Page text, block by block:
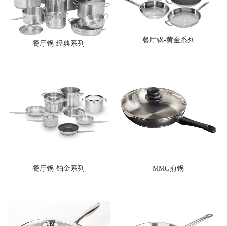
餐厅锅-经典系列 餐厅锅-黄金系列
餐厅锅-铂金系列 MMG煎锅